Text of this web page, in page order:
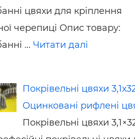
цвяхи для кріплення
черепиці Опис товару:
... Читати далі
Покрівельні цвяхи
Оцинковані рифлені
Покрівельні цвяхи